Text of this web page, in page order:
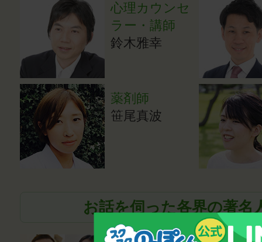
心理カウンセ
ラー・講師
鈴木雅幸
薬剤師
笹尾真波
お話を伺った各界の著名